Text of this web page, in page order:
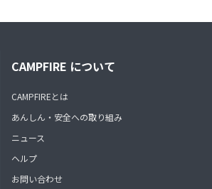
CAMPFIRE について
CAMPFIREとは
あんしん・安全への取り組み
ニュース
ヘルプ
お問い合わせ